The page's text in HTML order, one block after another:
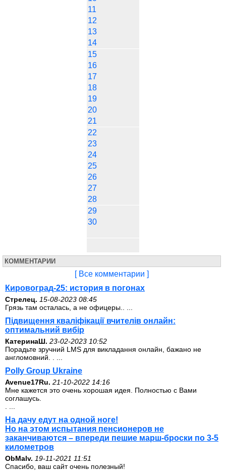
11
12
13
14
15
16
17
18
19
20
21
22
23
24
25
26
27
28
29
30
КОММЕНТАРИИ
[ Все комментарии ]
Кировоград-25: история в погонах
Стрелец. 15-08-2023 08:45
Грязь там осталась, а не офицеры.. ...
Підвищення кваліфікації вчителів онлайн:
оптимальний вибір
КатеринаШ. 23-02-2023 10:52
Порадьте зручний LMS для викладання онлайн, бажано не
англомовний. . ...
Polly Group Ukraine
Avenue17Ru. 21-10-2022 14:16
Мне кажется это очень хорошая идея. Полностью с Вами
соглашусь.
На дачу едут на одной ноге!
Но на этом испытания пенсионеров не
заканчиваются – впереди пешие марш-броски по 3-5
километров
ОbMalv. 19-11-2021 11:51
Спасибо, ваш сайт очень полезный!